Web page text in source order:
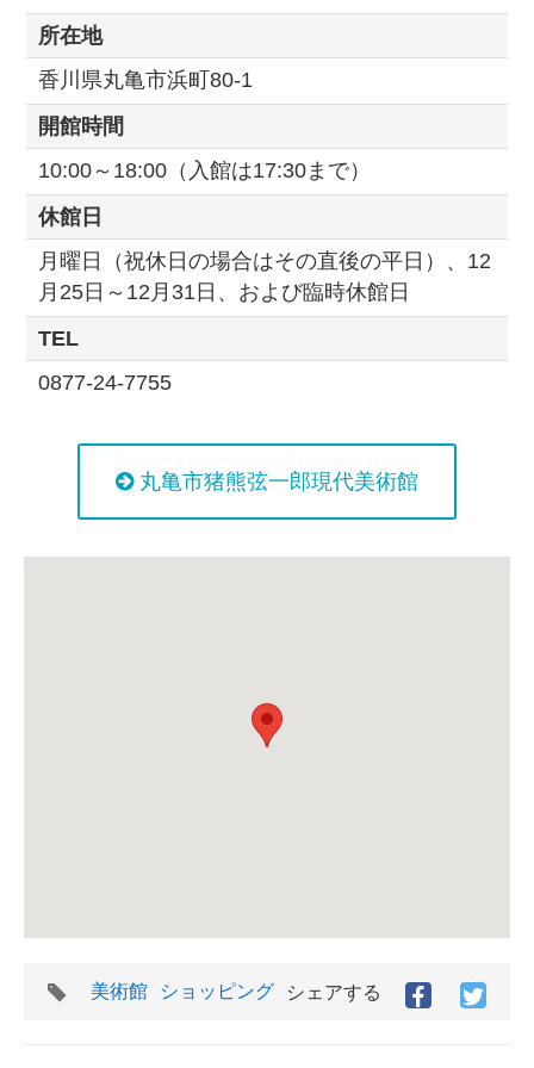
所在地
香川県丸亀市浜町80-1
開館時間
10:00～18:00（入館は17:30まで）
休館日
月曜日（祝休日の場合はその直後の平日）、12
月25日～12月31日、および臨時休館日
TEL
0877-24-7755
丸亀市猪熊弦一郎現代美術館
タ
美術館 ショッピング シェアする
Facebook
シ
シ